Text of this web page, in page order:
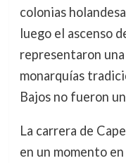
colonias
luego el ascenso
representaron
monarquías
Bajos no fueron
La carrera de
en un momento